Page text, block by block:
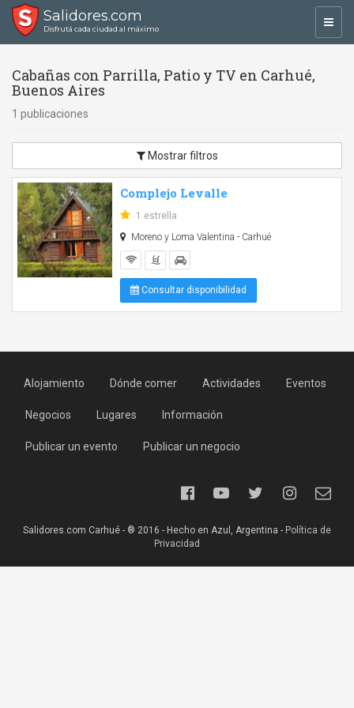
Salidores.com
Disfrutá cada ciudad al máximo
Cabañas con Parrilla, Patio y TV en Carhué,
Buenos Aires
1 publicaciones
Mostrar filtros
Complejo Levalle
1 estrella
Moreno y Loma Valentina - Carhué
Consultar disponibilidad
Alojamiento Dónde comer Actividades Eventos
Negocios Lugares Información
Publicar un evento Publicar un negocio
Salidores.com Carhué - ® 2016 - Hecho en Azul, Argentina - Política de
Privacidad